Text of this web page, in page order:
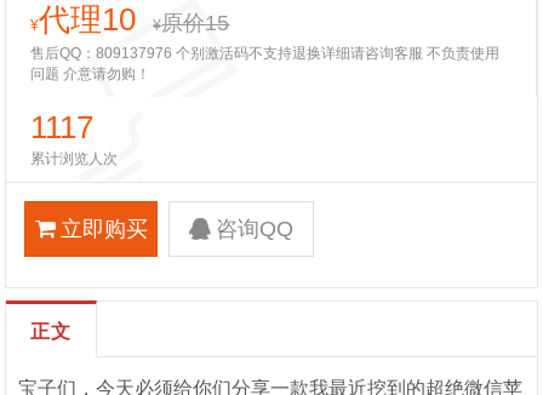
¥代理10 ¥原价15
售后QQ：809137976 个别激活码不支持退换详细请咨询客服 不负责使用
问题 介意请勿购！
1117
累计浏览人次
立即购买 咨询QQ
正文
宝子们，今天必须给你们分享一款我最近挖到的超绝微信苹